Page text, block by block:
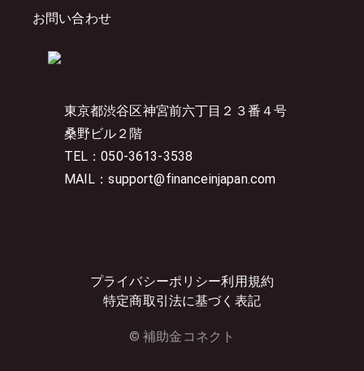
東京都渋谷区神宮前六丁目２３番４号
桑野ビル２階
TEL：050-3613-3538
MAIL：support@financeinjapan.com
プライバシーポリシー利用規約
特定商取引法に基づく表記
© 補助金コネクト
お問い合わせ